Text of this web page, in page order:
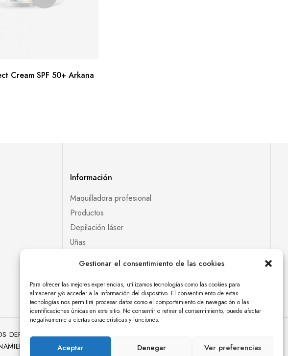
Gestionar el consentimiento de las cookies
Para ofrecer las mejores experiencias, utilizamos tecnologías como las cookies para
almacenar y/o acceder a la información del dispositivo. El consentimiento de estas
tecnologías nos permitirá procesar datos como el comportamiento de navegación o las
identificaciones únicas en este sitio. No consentir o retirar el consentimiento, puede afectar
negativamente a ciertas características y funciones.
Aceptar Denegar Ver preferencias
Cream SPF 50+ Arkana
Información
Maquilladora profesional
Productos
Depilación láser
Uñas
DERECHOS
SEO